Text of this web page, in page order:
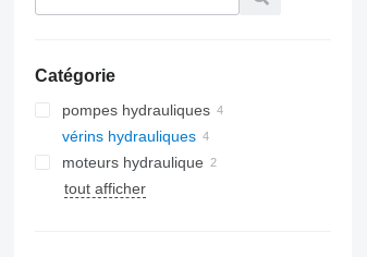
Catégorie
pompes hydrauliques
vérins hydrauliques
moteurs hydraulique
tout afficher